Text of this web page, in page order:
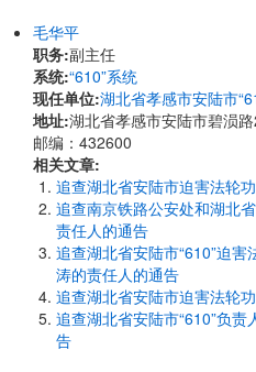
毛华平
职务:副主任
系统:“610”系统
现任单位:湖北省孝感市安陆市
地址:湖北省孝感市安陆市碧涢
邮编：432600
相关文章:
追查湖北省安陆市迫害法轮
追查南京铁路公安处和湖北
责任人的通告
追查湖北省安陆市“610”迫
涛的责任人的通告
追查湖北省安陆市迫害法轮
追查湖北省安陆市“610”负
告